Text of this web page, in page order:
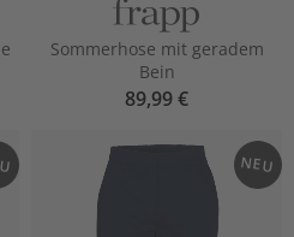
Sommerhose mit geradem
Bein
89,99 €
NEU